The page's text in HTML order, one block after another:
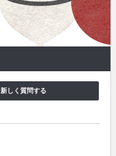
新しく質問する